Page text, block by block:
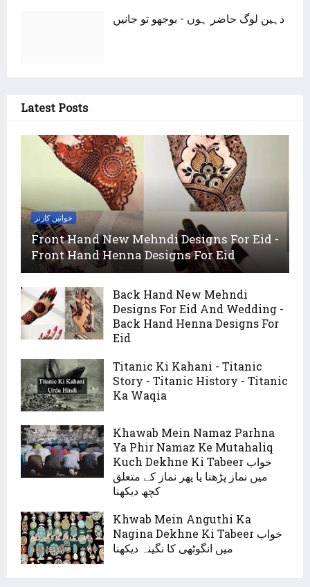
ذہین لوگ حاضر ہوں - بوجھو تو جانیں
Latest Posts
خواتین کارنر
Front Hand New Mehndi Designs For Eid -
Front Hand Henna Designs For Eid
Back Hand New Mehndi
Designs For Eid And Wedding -
Back Hand Henna Designs For
Eid
Titanic Ki Kahani - Titanic
Story - Titanic History - Titanic
Ka Waqia
Khawab Mein Namaz Parhna
Ya Phir Namaz Ke Mutahaliq
Kuch Dekhne Ki Tabeer خواب
میں نماز پڑھنا یا پھر نماز کے متعلق
کچھ دیکھنا
Khwab Mein Anguthi Ka
Nagina Dekhne Ki Tabeer خواب
میں انگوٹھی کا نگینہ دیکھنا